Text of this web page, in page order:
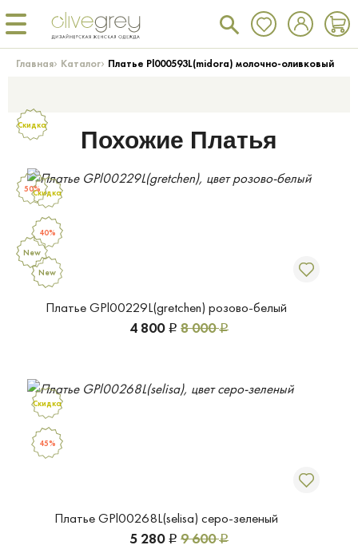
Главная› Каталог› Платье Pl000593L(midora) молочно-оливковый
Скидка
50%
New
Похожие Платья
Платье GPl00229L(gretchen) розово-белый
4 800 Р 8 000Р
Скидка
40%
New
Платье GPl00268L(selisa) серо-зеленый
5 280 Р 9 600Р
Скидка
45%